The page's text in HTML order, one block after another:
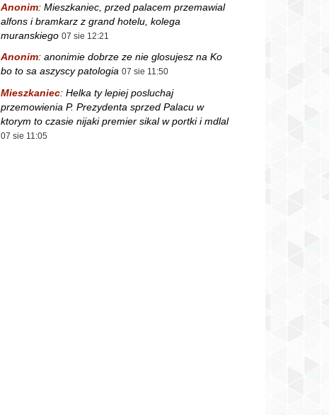
Anonim: Mieszkaniec, przed palacem przemawial
alfons i bramkarz z grand hotelu, kolega
muranskiego 07 sie 12:21
Anonim: anonimie dobrze ze nie glosujesz na Ko
bo to sa aszyscy patologia 07 sie 11:50
Mieszkaniec: Helka ty lepiej posluchaj
przemowienia P. Prezydenta sprzed Palacu w
ktorym to czasie nijaki premier sikal w portki i mdlal
07 sie 11:05